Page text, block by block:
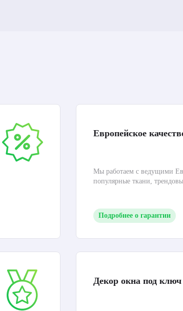
Европейское
Мы работаем с ведущими
популярные ткани,
Подробнее о гарантии
Декор окна под ключ